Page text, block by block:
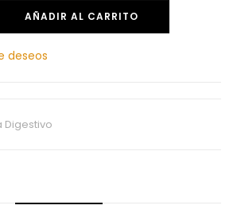
AÑADIR AL CARRITO
deseos
Digestivo